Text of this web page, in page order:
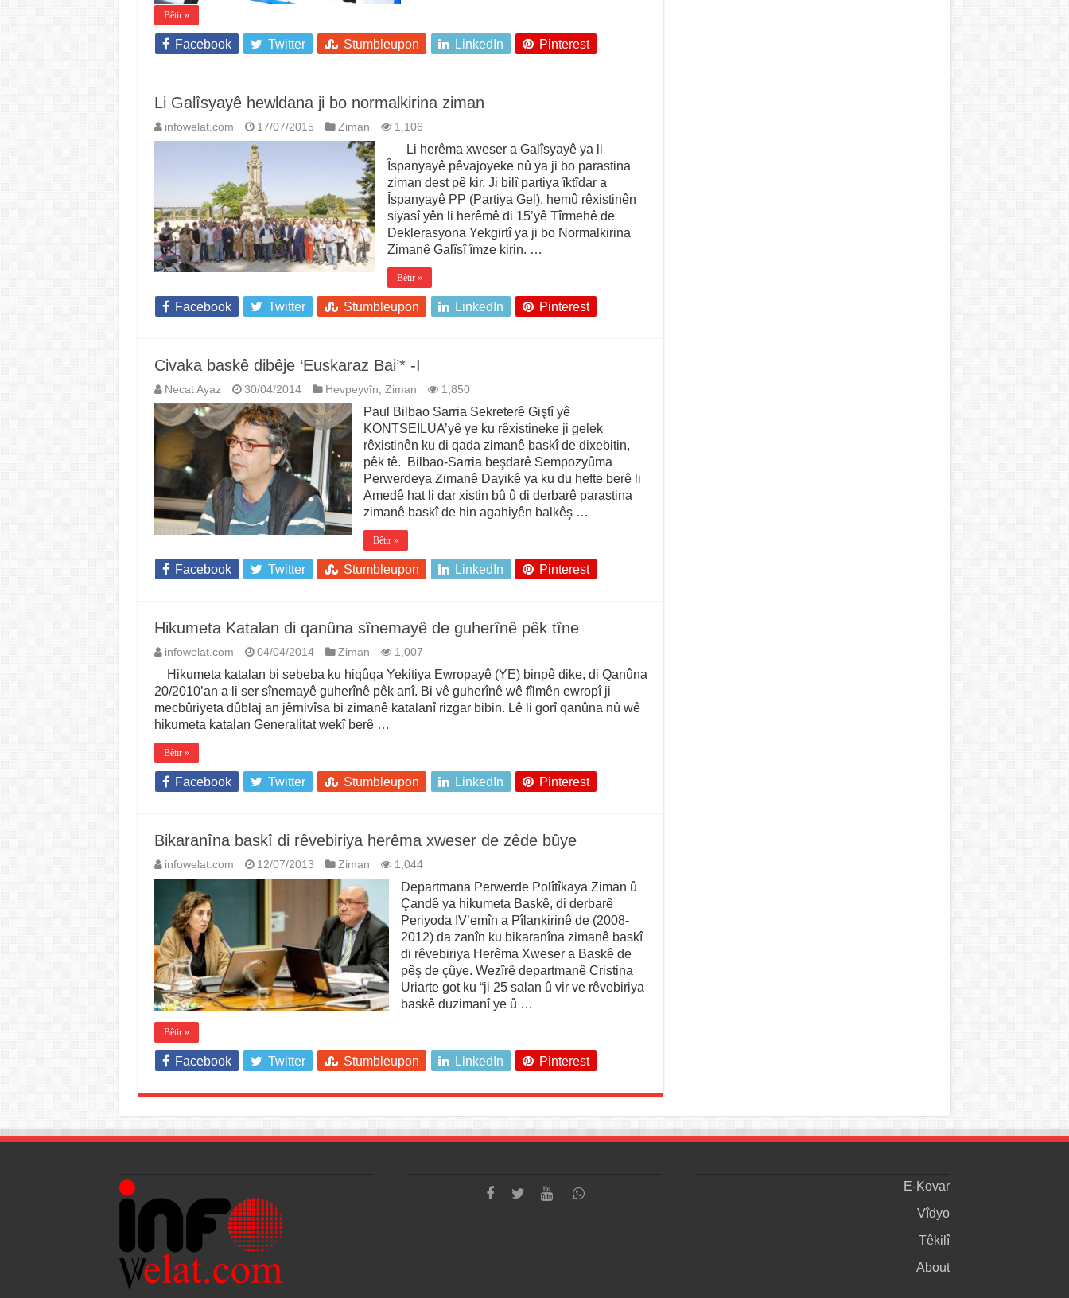
Bêtir »
Facebook Twitter Stumbleupon LinkedIn Pinterest
Li Galîsyayê hewldana ji bo normalkirina ziman
infowelat.com 17/07/2015 Ziman 1,106
Li herêma xweser a Galîsyayê ya li
Îspanyayê pêvajoyeke nû ya ji bo parastina
ziman dest pê kir. Ji bilî partiya îktîdar a
Îspanyayê PP (Partiya Gel), hemû rêxistinên
siyasî yên li herêmê di 15’yê Tîrmehê de
Deklerasyona Yekgirtî ya ji bo Normalkirina
Zimanê Galîsî îmze kirin. …
Bêtir »
Facebook Twitter Stumbleupon LinkedIn Pinterest
Civaka baskê dibêje ‘Euskaraz Bai’* -I
Necat Ayaz 30/04/2014 Hevpeyvîn, Ziman 1,850
Paul Bilbao Sarria Sekreterê Giştî yê
KONTSEILUA’yê ye ku rêxistineke ji gelek
rêxistinên ku di qada zimanê baskî de dixebitin,
pêk tê. Bilbao-Sarria beşdarê Sempozyûma
Perwerdeya Zimanê Dayikê ya ku du hefte berê li
Amedê hat li dar xistin bû û di derbarê parastina
zimanê baskî de hin agahiyên balkêş …
Bêtir »
Facebook Twitter Stumbleupon LinkedIn Pinterest
Hikumeta Katalan di qanûna sînemayê de guherînê pêk tîne
infowelat.com 04/04/2014 Ziman 1,007
Hikumeta katalan bi sebeba ku hiqûqa Yekitiya Ewropayê (YE) binpê dike, di Qanûna
20/2010’an a li ser sînemayê guherînê pêk anî. Bi vê guherînê wê fîlmên ewropî ji
mecbûriyeta dûblaj an jêrnivîsa bi zimanê katalanî rizgar bibin. Lê li gorî qanûna nû wê
hikumeta katalan Generalitat wekî berê …
Bêtir »
Facebook Twitter Stumbleupon LinkedIn Pinterest
Bikaranîna baskî di rêvebiriya herêma xweser de zêde bûye
infowelat.com 12/07/2013 Ziman 1,044
Departmana Perwerde Polîtîkaya Ziman û
Çandê ya hikumeta Baskê, di derbarê
Periyoda IV’emîn a Pîlankirinê de (2008-
2012) da zanîn ku bikaranîna zimanê baskî
di rêvebiriya Herêma Xweser a Baskê de
pêş de çûye. Wezîrê departmanê Cristina
Uriarte got ku “ji 25 salan û vir ve rêvebiriya
baskê duzimanî ye û …
Bêtir »
Facebook Twitter Stumbleupon LinkedIn Pinterest
E-Kovar
Vîdyo
Têkilî
About